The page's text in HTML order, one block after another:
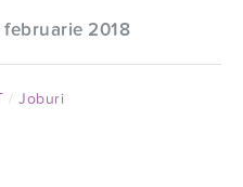
februarie 2018
Joburi